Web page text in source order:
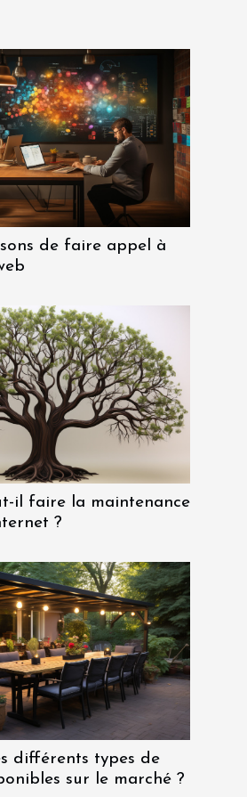
de faire appel à
il faire la maintenance
?
différents types de
sur le marché ?